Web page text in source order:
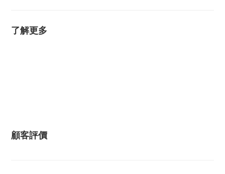
了解更多
顧客評價